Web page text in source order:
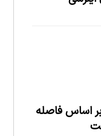
اساس فاصله